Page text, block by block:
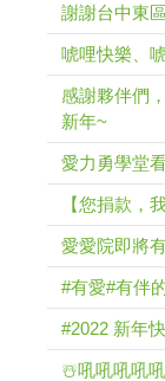
謝謝台中東
唬哩快樂、
感謝夥伴們
新年~
愛力勇學堂
【您捐款，
愛愛院即將
#有愛#有伴
#2022 新年
☃️吼吼吼吼